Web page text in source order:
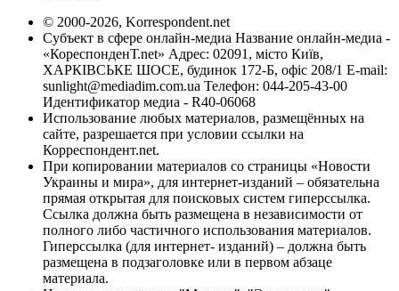
© 2000-2026, Korrespondent.net
Субъект в сфере онлайн-медиа Название онлайн-медиа -
«КореспонденТ.net» Адрес: 02091, місто Київ,
ХАРКІВСЬКЕ ШОСЕ, будинок 172-Б, офіс 208/1 E-mail:
sunlight@mediadim.com.ua Телефон: 044-205-43-00
Идентификатор медиа - R40-06068
Использование любых материалов, размещённых на
сайте, разрешается при условии ссылки на
Корреспондент.net.
При копировании материалов со страницы «Новости
Украины и мира», для интернет-изданий – обязательна
прямая открытая для поисковых систем гиперссылка.
Ссылка должна быть размещена в независимости от
полного либо частичного использования материалов.
Гиперссылка (для интернет- изданий) – должна быть
размещена в подзаголовке или в первом абзаце
материала.